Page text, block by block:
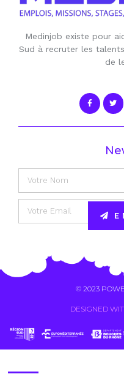
Medinjob existe pour
Sud à recruter les
de
© 2023
DESIGNED